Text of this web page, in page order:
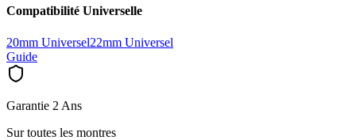
Compatibilité Universelle
20mm Universel22mm Universel
Guide
Garantie 2 Ans
Sur toutes les montres